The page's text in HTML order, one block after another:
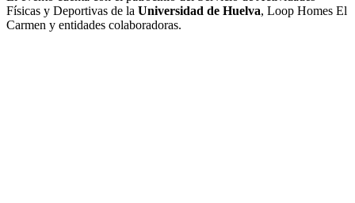
Físicas y Deportivas de la Universidad de Huelva, Loop Homes El
Carmen y entidades colaboradoras.